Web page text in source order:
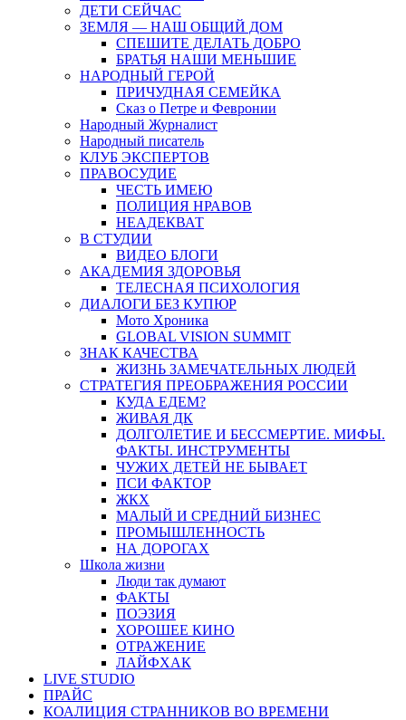
ДЕТИ СЕЙЧАС
ЗЕМЛЯ — НАШ ОБЩИЙ ДОМ
СПЕШИТЕ ДЕЛАТЬ ДОБРО
БРАТЬЯ НАШИ МЕНЬШИЕ
НАРОДНЫЙ ГЕРОЙ
ПРИЧУДНАЯ СЕМЕЙКА
Сказ о Петре и Февронии
Народный Журналист
Народный писатель
КЛУБ ЭКСПЕРТОВ
ПРАВОСУДИЕ
ЧЕСТЬ ИМЕЮ
ПОЛИЦИЯ НРАВОВ
НЕАДЕКВАТ
В СТУДИИ
ВИДЕО БЛОГИ
АКАДЕМИЯ ЗДОРОВЬЯ
ТЕЛЕСНАЯ ПСИХОЛОГИЯ
ДИАЛОГИ БЕЗ КУПЮР
Мото Хроника
GLOBAL VISION SUMMIT
ЗНАК КАЧЕСТВА
ЖИЗНЬ ЗАМЕЧАТЕЛЬНЫХ ЛЮДЕЙ
СТРАТЕГИЯ ПРЕОБРАЖЕНИЯ РОССИИ
КУДА ЕДЕМ?
ЖИВАЯ ДК
ДОЛГОЛЕТИЕ И БЕССМЕРТИЕ. МИФЫ.
ФАКТЫ. ИНСТРУМЕНТЫ
ЧУЖИХ ДЕТЕЙ НЕ БЫВАЕТ
ПСИ ФАКТОР
ЖКХ
МАЛЫЙ И СРЕДНИЙ БИЗНЕС
ПРОМЫШЛЕННОСТЬ
НА ДОРОГАХ
Школа жизни
Люди так думают
ФАКТЫ
ПОЭЗИЯ
ХОРОШЕЕ КИНО
ОТРАЖЕНИЕ
ЛАЙФХАК
LIVE STUDIO
ПРАЙС
КОАЛИЦИЯ СТРАННИКОВ ВО ВРЕМЕНИ